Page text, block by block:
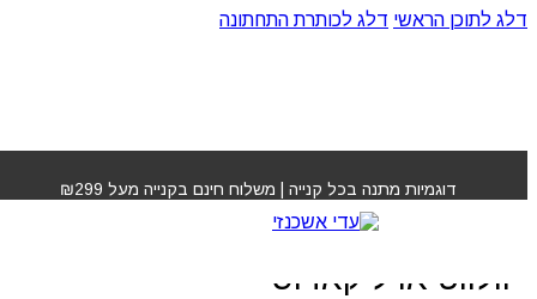
דלג לתוכן הראשי דלג לכותרת התחתונה
דוגמיות מתנה בכל קנייה | משלוח חינם בקנייה מעל ₪299
שמן ארגן משקם לשיער
וולווט אויל קאדוס